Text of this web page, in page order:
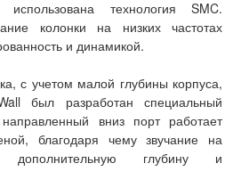
технология SMC.
колонки на низких частотах
и динамикой.
с учетом малой глубины корпуса,
был разработан специальный
вниз порт работает
благодаря чему звучание на
дополнительную глубину и